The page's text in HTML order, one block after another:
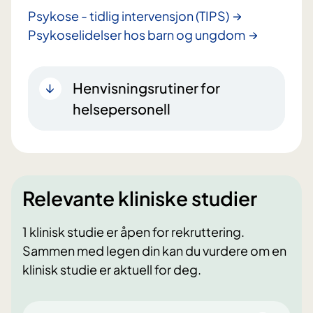
Psykose - tidlig intervensjon (TIPS)
Psykoselidelser hos barn og ungdom
Henvisningsrutiner for
helsepersonell
Relevante kliniske studier
1 klinisk studie er åpen for rekruttering.
Sammen med legen din kan du vurdere om en
klinisk studie er aktuell for deg.